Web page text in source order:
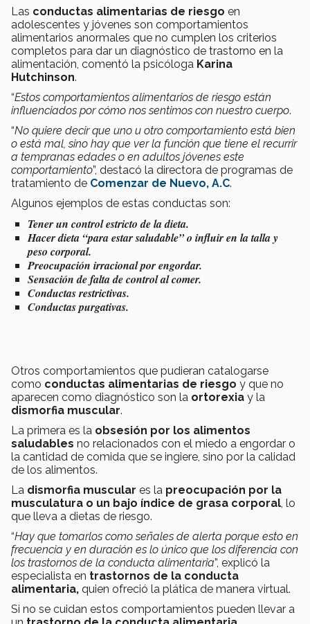
Las conductas alimentarias de riesgo en
adolescentes y jóvenes son comportamientos
alimentarios anormales que no cumplen los criterios
completos para dar un diagnóstico de trastorno en la
alimentación, comentó la psicóloga Karina
Hutchinson.
“Estos comportamientos alimentarios de riesgo están
influenciados por cómo nos sentimos con nuestro cuerpo.
“No quiere decir que uno u otro comportamiento está bien
o está mal, sino hay que ver la función que tiene el recurrir
a tempranas edades o en adultos jóvenes este
comportamiento”, destacó la directora de programas de
tratamiento de Comenzar de Nuevo, A.C.
Algunos ejemplos de estas conductas son:
Tener un control estricto de la dieta.
Hacer dieta “para estar saludable” o influir en la talla y
peso corporal.
Preocupación irracional por engordar.
Sensación de falta de control al comer.
Conductas restrictivas.
Conductas purgativas.
Otros comportamientos que pudieran catalogarse
como conductas alimentarias de riesgo y que no
aparecen como diagnóstico son la ortorexia y la
dismorfia muscular.
La primera es la obsesión por los alimentos
saludables no relacionados con el miedo a engordar o
la cantidad de comida que se ingiere, sino por la calidad
de los alimentos.
La dismorfia muscular es la preocupación por la
musculatura o un bajo índice de grasa corporal, lo
que lleva a dietas de riesgo.
“Hay que tomarlos como señales de alerta porque esto en
frecuencia y en duración es lo único que los diferencia con
los trastornos de la conducta alimentaria”, explicó la
especialista en trastornos de la conducta
alimentaria, quien ofreció la plática de manera virtual.
Si no se cuidan estos comportamientos pueden llevar a